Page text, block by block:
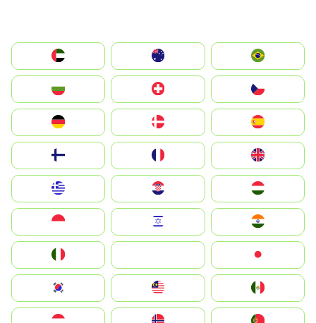
الإمارات العربية المتحدة
Switzerland
Deutschland
United Kingdom
Magyarország
South Korea